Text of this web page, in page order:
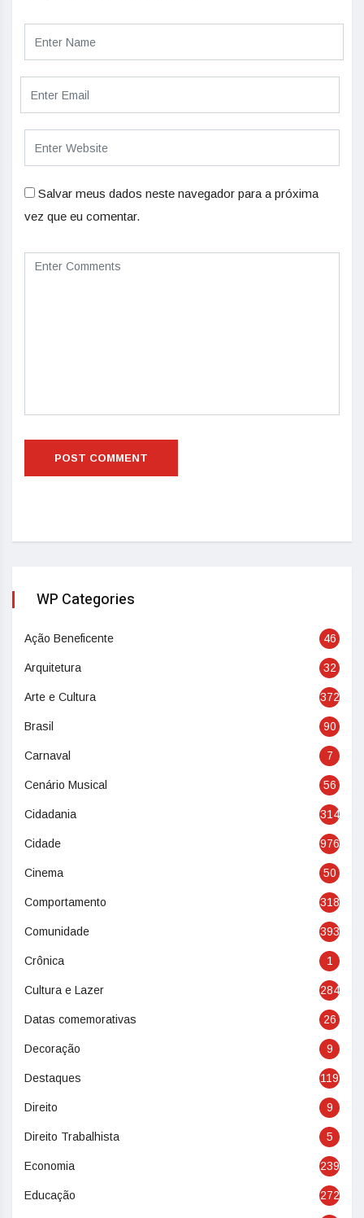
Salvar meus dados neste navegador para a próxima
vez que eu comentar.
WP Categories
Ação Beneficente 46
Arquitetura 32
Arte e Cultura 372
Brasil 90
Carnaval 7
Cenário Musical 56
Cidadania 314
Cidade 976
Cinema 50
Comportamento 318
Comunidade 393
Crônica 1
Cultura e Lazer 284
Datas comemorativas 26
Decoração 9
Destaques 119
Direito 9
Direito Trabalhista 5
Economia 239
Educação 272